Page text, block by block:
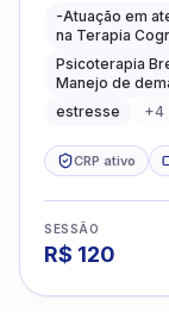
-Atuação em
na Terapia
Psicoterapia
Manejo de
estresse
+4
CRP ativo
SESSÃO
R$ 120